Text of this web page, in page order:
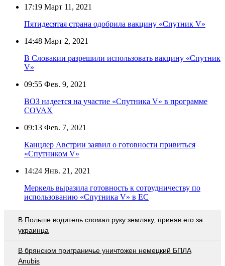
17:19 Март 11, 2021
Пятидесятая страна одобрила вакцину «Спутник V»
14:48 Март 2, 2021
В Словакии разрешили использовать вакцину «Спутник
V»
09:55 Фев. 9, 2021
ВОЗ надеется на участие «Спутника V» в программе
COVAX
09:13 Фев. 7, 2021
Канцлер Австрии заявил о готовности привиться
«Спутником V»
14:24 Янв. 21, 2021
Меркель выразила готовность к сотрудничеству по
использованию «Спутника V» в ЕС
В Польше водитель сломал руку земляку, приняв его за
украинца
В брянском приграничье уничтожен немецкий БПЛА
Anubis